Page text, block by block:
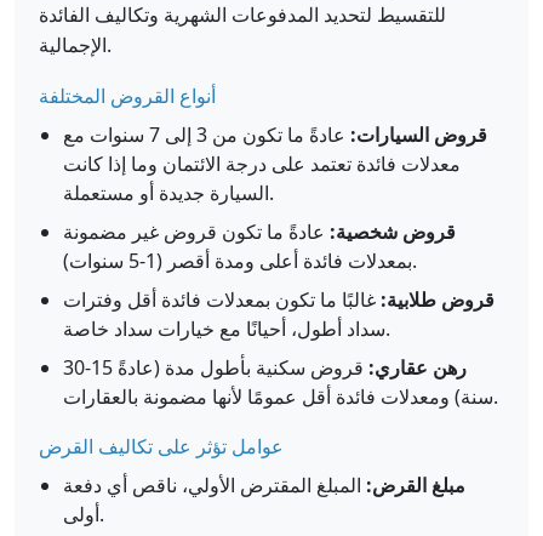
للتقسيط لتحديد المدفوعات الشهرية وتكاليف الفائدة
الإجمالية.
أنواع القروض المختلفة
قروض السيارات:
عادةً ما تكون من 3 إلى 7 سنوات مع
معدلات فائدة تعتمد على درجة الائتمان وما إذا كانت
السيارة جديدة أو مستعملة.
قروض شخصية: عادةً ما تكون قروض غير مضمونة
بمعدلات فائدة أعلى ومدة أقصر (1-5 سنوات).
قروض طلابية: غالبًا ما تكون بمعدلات فائدة أقل وفترات
سداد أطول، أحيانًا مع خيارات سداد خاصة.
رهن عقاري:
قروض سكنية بأطول مدة (عادةً 15-30
سنة) ومعدلات فائدة أقل عمومًا لأنها مضمونة بالعقارات.
عوامل تؤثر على تكاليف القرض
مبلغ القرض: المبلغ المقترض الأولي، ناقص أي دفعة
أولى.